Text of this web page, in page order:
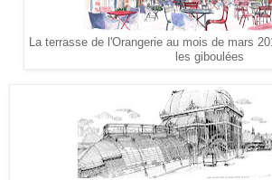
La terrasse de l'Orangerie au mois de mars
les giboulées